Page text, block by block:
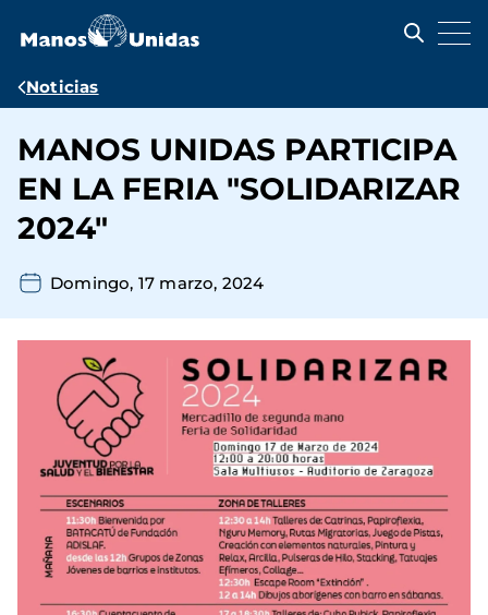
contenido
Ruta
navegación
Noticias
MANOS UNIDAS PARTICIPA
EN LA FERIA "SOLIDARIZAR
2024"
Domingo, 17 marzo, 2024